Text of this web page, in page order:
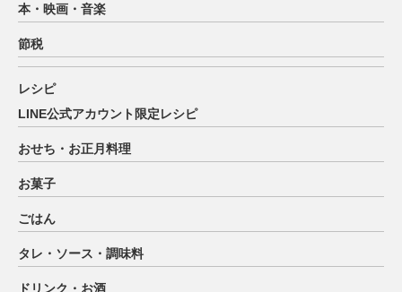
本・映画・音楽
節税
レシピ
LINE公式アカウント限定レシピ
おせち・お正月料理
お菓子
ごはん
タレ・ソース・調味料
ドリンク・お酒